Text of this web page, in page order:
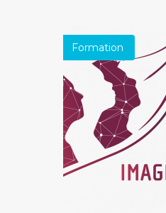
Formation